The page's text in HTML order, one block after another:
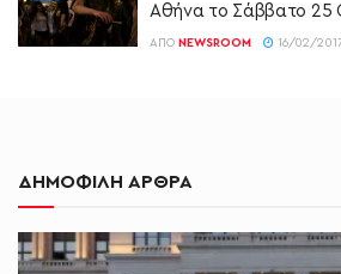
Αθήνα το Σάββατο
ΑΠΌ NEWSROOM 16/02/
ΔΗΜΟΦΙΛΗ ΑΡΘΡΑ